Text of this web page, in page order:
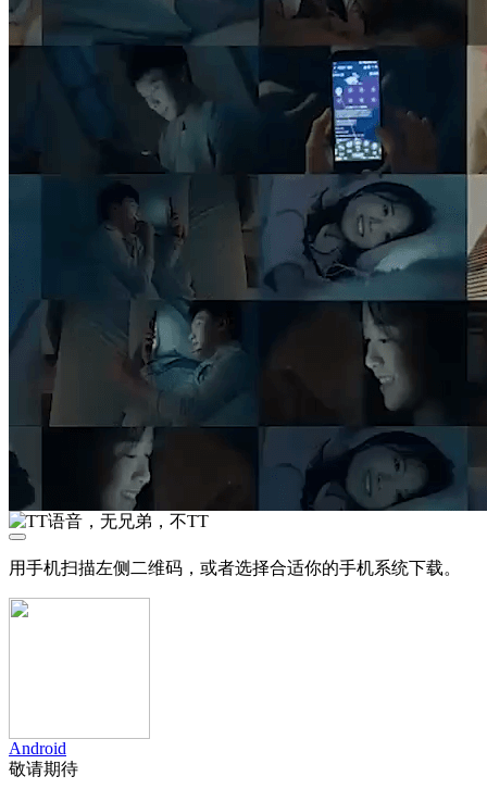
用手机扫描左侧二维码，或者选择合适你的手机系统下载。
Android
敬请期待